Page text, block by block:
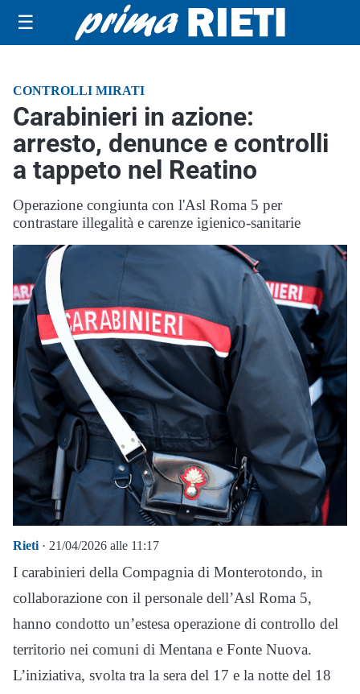
☰
CONTROLLI MIRATI
Carabinieri in azione:
arresto, denunce e controlli
a tappeto nel Reatino
Operazione congiunta con l'Asl Roma 5 per
contrastare illegalità e carenze igienico-sanitarie
Rieti · 21/04/2026 alle 11:17
I carabinieri della Compagnia di Monterotondo, in
collaborazione con il personale dell’Asl Roma 5,
hanno condotto un’estesa operazione di controllo del
territorio nei comuni di Mentana e Fonte Nuova.
L’iniziativa, svolta tra la sera del 17 e la notte del 18